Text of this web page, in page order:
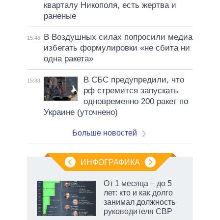
кварталу Никополя, есть жертва и
раненые
15:46
В Воздушных силах попросили медиа
избегать формулировки «не сбита ни
одна ракета»
15:33
В СБС предупредили, что
рф стремится запускать
одновременно 200 ракет по
Украине (уточнено)
Больше новостей
ИНФОГРАФИКА
От 1 месяца – до 5
лет: кто и как долго
занимал должность
руководителя СВР